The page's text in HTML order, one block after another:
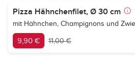
Pizza Hähnchenfilet, Ø 30 cm
mit Hähnchen, Champignons und
9,90 € 11,00 €